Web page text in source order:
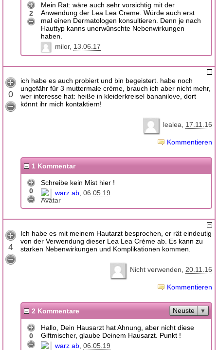
2
Mein Rat: wäre auch sehr vorsichtig mit der
Anwendung der Lea Lea Creme. Würde auch erst
mal einen Dermatologen konsultieren. Denn je nach
Hauttyp kanns unerwünschte Nebenwirkungen
haben.
milor 13.06.17
0
ich habe es auch probiert und bin begeistert. habe noch
ungefähr für 3 muttermale crème, brauch ich aber nicht mehr,
wer interesse hat: heiße in kleiderkreisel bananilove, dort
könnt ihr mich kontaktiern!
lealea 17.11.16
Kommentieren
1 Kommentar
0
Schreibe kein Mist hier !
warz ab 06.05.19
4
Ich habe es mit meinem Hautarzt besprochen, er rät eindeutig
von der Verwendung dieser Lea Lea Crème ab. Es kann zu
starken Nebenwirkungen und Komplikationen kommen.
Nicht verwenden 20.11.16
Kommentieren
2 Kommentare Neuste
0
Hallo, Dein Hausarzt hat Ahnung, aber nicht diese
Giftmischer, glaube Deinem Hausarzt. Punkt !
warz ab 06.05.19